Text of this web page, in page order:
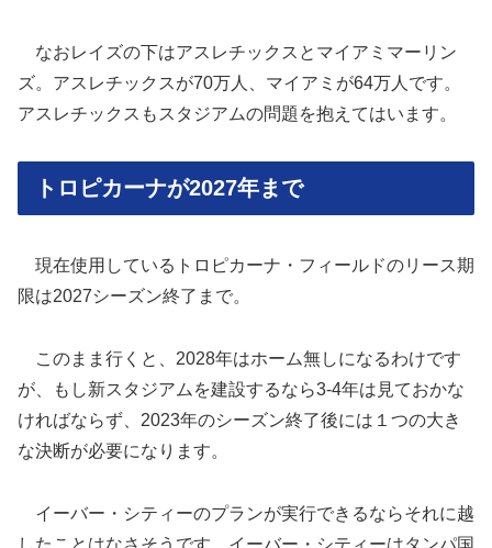
なおレイズの下はアスレチックスとマイアミマーリン
ズ。アスレチックスが70万人、マイアミが64万人です。
アスレチックスもスタジアムの問題を抱えてはいます。
トロピカーナが2027年まで
現在使用しているトロピカーナ・フィールドのリース期
限は2027シーズン終了まで。
このまま行くと、2028年はホーム無しになるわけです
が、もし新スタジアムを建設するなら3-4年は見ておかな
ければならず、2023年のシーズン終了後には１つの大き
な決断が必要になります。
イーバー・シティーのプランが実行できるならそれに越
したことはなさそうです。イーバー・シティーはタンパ国